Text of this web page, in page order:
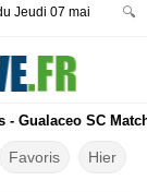
Jeudi 07 mai
🔍
- Gualaceo SC
Favoris Hier